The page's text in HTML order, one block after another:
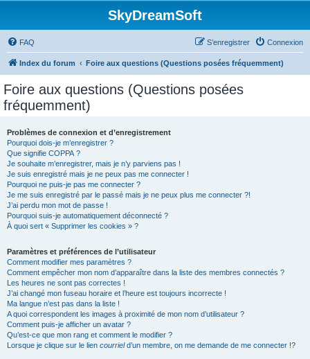
SkyDreamSoft
FAQ Connexion
S’enregistrer
Index du forum Foire aux questions (Questions posées fréquemment)
Foire aux questions (Questions posées
fréquemment)
Problèmes de connexion et d’enregistrement
Pourquoi dois-je m’enregistrer ?
Que signifie COPPA ?
Je souhaite m’enregistrer, mais je n’y parviens pas !
Je suis enregistré mais je ne peux pas me connecter !
Pourquoi ne puis-je pas me connecter ?
Je me suis enregistré par le passé mais je ne peux plus me connecter ?!
J’ai perdu mon mot de passe !
Pourquoi suis-je automatiquement déconnecté ?
À quoi sert « Supprimer les cookies » ?
Paramètres et préférences de l’utilisateur
Comment modifier mes paramètres ?
Comment empêcher mon nom d’apparaître dans la liste des membres connectés ?
Les heures ne sont pas correctes !
J’ai changé mon fuseau horaire et l’heure est toujours incorrecte !
Ma langue n’est pas dans la liste !
A quoi correspondent les images à proximité de mon nom d’utilisateur ?
Comment puis-je afficher un avatar ?
Qu’est-ce que mon rang et comment le modifier ?
Lorsque je clique sur le lien courrield’un membre, on me demande de me connecter !?